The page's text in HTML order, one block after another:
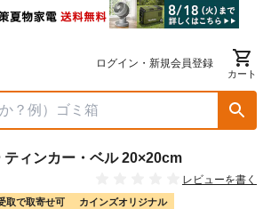
ログイン・新規会員登録
カート
ティンカー・ベル 20×20cm
レビューを書く
取で取寄せ可 カインズオリジナル